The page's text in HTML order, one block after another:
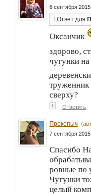
6 сентября
↑ Ответ для
Оксанчик
здорово,
чугунки
труженник
сверху?
↑ Ответить
Прокопыч
7 сентября
Спасибо
ровные по
Чугунки
целый